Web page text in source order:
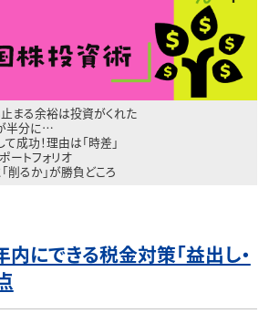
まる余裕は投資がくれた
半分に…
成功！理由は「時差」
ートフォリオ
るか」が勝負どころ
内にできる税金対策「益出し・